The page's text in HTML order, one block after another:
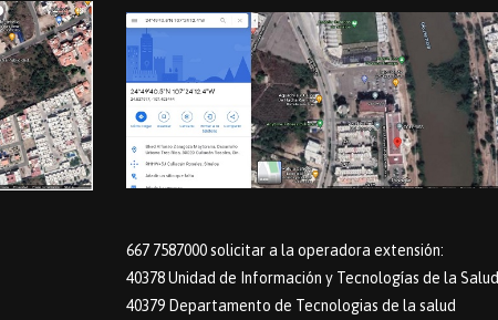
667 7587000 solicitar a la operadora extensión:
40378 Unidad de Información y Tecnologías de la Salud
40379 Departamento de Tecnologias de la salud